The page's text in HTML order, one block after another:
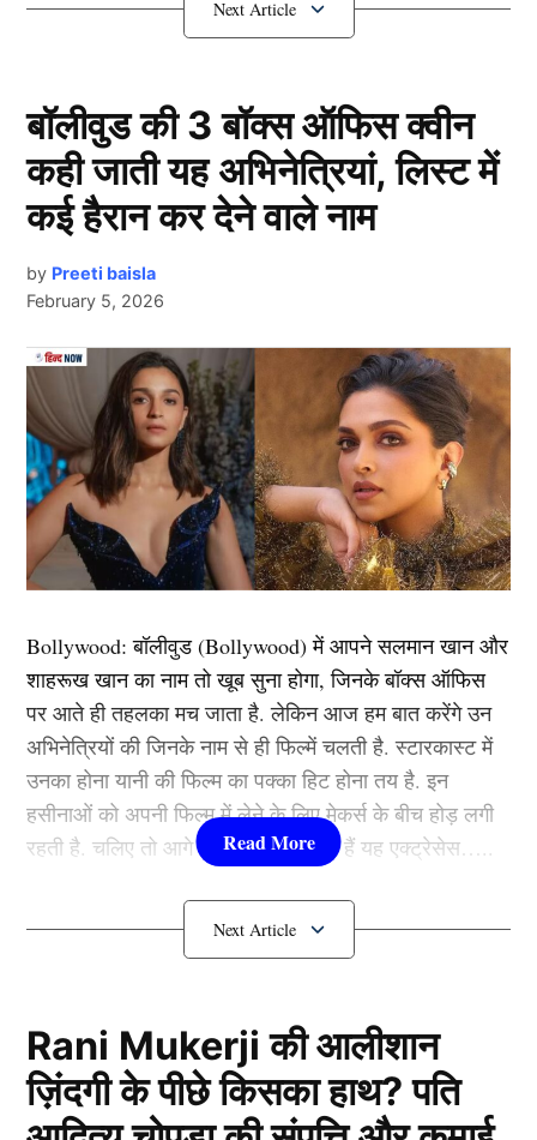
Shashi Kapoor
शशि कपूर (Shashi Kapoor) की पर्सनालिटी पर लाखों लड़कियां
मरती थीं। एक्ट्रेस शर्मिला टैगोर ने जब पहली बार उन्हें कश्मीर की
कली फिल्म के सेट पर देखा था, जब वो अपने भाई शम्मी कपूर से
मिलने आए थे। रिपोर्ट के मुताबिक उस पल को याद करते हुए
शर्मिला कहती हैं कि शशि कपूर की हैंडसम पर्सनालिटी ने उन्हें
मंत्रमुग्ध कर दिया था।
उनकी सुंदरता सिर्फ भारतीय अभिनेत्रियों को ही नहीं, बल्कि
अंतरराष्ट्रीय कलाकारों को भी प्रभावित करती थी। फेमस
इतालवी एक्ट्रेस लीना लोलोब्रिजीडा भी शशि कपूर के आकर्षण से
बच नहीं सकीं। वो भी उनके लुक्स की दीवानी हो गई थीं।
एक्टिंग में बेमिसाल थे Shashi Kapoor
Next Article
बॉलीवुड की 3 बॉक्स ऑफिस क्वीन
कही जाती यह अभिनेत्रियां, लिस्ट में
कई हैरान कर देने वाले नाम
by Preeti baisla
February 5, 2026
Bollywood:बॉलीवुड (Bollywood)में आपने सलमान खान और
शाहरूख खान का नाम तो खूब सुना होगा, जिनके बॉक्स ऑफिस
पर आते ही तहलका मच जाता है. लेकिन आज हम बात करेंगे उन
अभिनेत्रियों की जिनके नाम से ही फिल्में चलती है. स्टारकास्ट में
उनका होना यानी की फिल्म का पक्का हिट होना तय है. इन
हसीनाओं को अपनी फिल्म में लेने के लिए मेकर्स के बीच होड़ लगी
रहती है. चलिए तो आगे जानते हैं कौन-कौन हैं यह एक्ट्रेसेस…..
कौन हैंBollywood की यह हसीनाएं?
Padukone)
लिस्ट में पहला नाम अभिनेत्री दीपिका पादुकोण का नाम शामिल हैं.
Rani Mukerji की आलीशान
ज़िंदगी के पीछे किसका हाथ? पति